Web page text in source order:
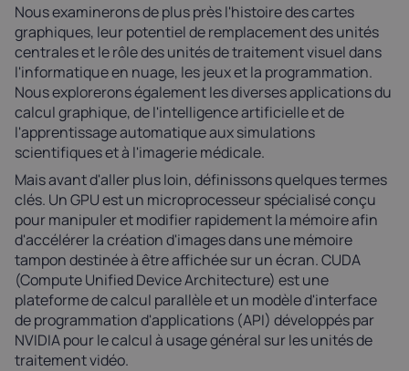
Nous examinerons de plus près l'histoire des cartes
graphiques, leur potentiel de remplacement des unités
centrales et le rôle des unités de traitement visuel dans
l'informatique en nuage, les jeux et la programmation.
Nous explorerons également les diverses applications du
calcul graphique, de l'intelligence artificielle et de
l'apprentissage automatique aux simulations
scientifiques et à l'imagerie médicale.
Mais avant d'aller plus loin, définissons quelques termes
clés. Un GPU est un microprocesseur spécialisé conçu
pour manipuler et modifier rapidement la mémoire afin
d'accélérer la création d'images dans une mémoire
tampon destinée à être affichée sur un écran. CUDA
(Compute Unified Device Architecture) est une
plateforme de calcul parallèle et un modèle d'interface
de programmation d'applications (API) développés par
NVIDIA pour le calcul à usage général sur les unités de
traitement vidéo.